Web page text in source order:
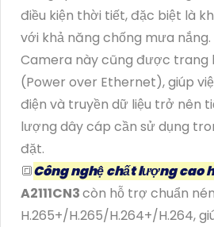
điều kiện thời tiết, đặc biệt là
với khả năng chống mưa nắng.
Camera này cũng được trang
(Power over Ethernet), giúp
điện và truyền dữ liệu trở nên
lượng dây cáp cần sử dụng
đặt.
🔳Công nghệ chất lượng cao
A2111CN3còn hỗ trợ chuẩn
H.265+/H.265/H.264+/H.264,